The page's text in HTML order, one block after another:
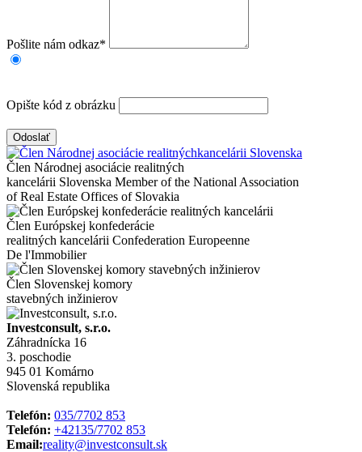
Pošlite nám odkaz*
Opište kód z obrázku
Odoslať
Člen Národnej asociácie realitných
kancelárii Slovenska Member of the National Association
of Real Estate Offices of Slovakia
Člen Európskej konfederácie
realitných kancelárii Confederation Europeenne
De l'Immobilier
Člen Slovenskej komory
stavebných inžinierov
Investconsult, s.r.o.
Záhradnícka 16
3. poschodie
945 01 Komárno
Slovenská republika
Telefón: 035/7702 853
Telefón: +42135/7702 853
Email:reality@investconsult.sk